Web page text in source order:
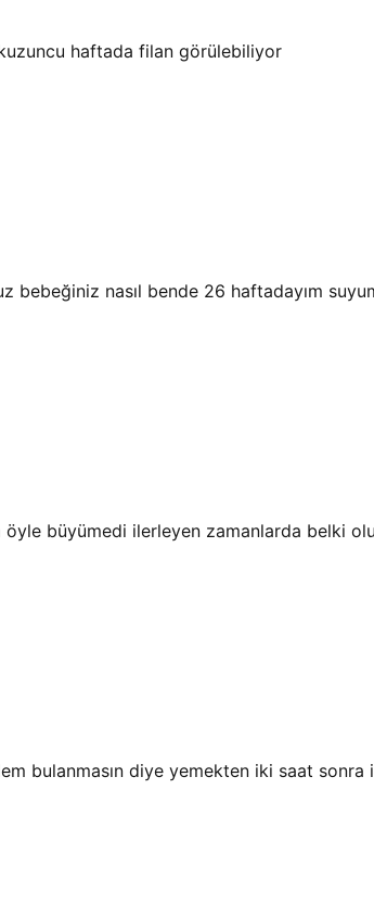
haftada filan görülebiliyor
bebeğiniz nasıl bende 26 haftadayım
öyle büyümedi ilerleyen zamanlarda belki
bulanmasın diye yemekten iki saat